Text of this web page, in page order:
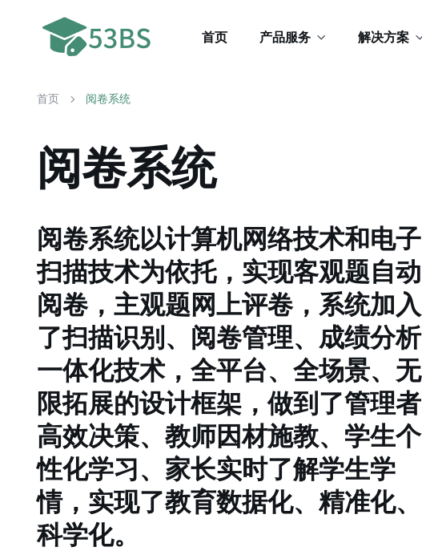
首页 产品服务 解决方案
首页 阅卷系统
阅卷系统
阅卷系统以计算机网络技术和电子
扫描技术为依托，实现客观题自动
阅卷，主观题网上评卷，系统加入
了扫描识别、阅卷管理、成绩分析
一体化技术，全平台、全场景、无
限拓展的设计框架，做到了管理者
高效决策、教师因材施教、学生个
性化学习、家长实时了解学生学
情，实现了教育数据化、精准化、
科学化。